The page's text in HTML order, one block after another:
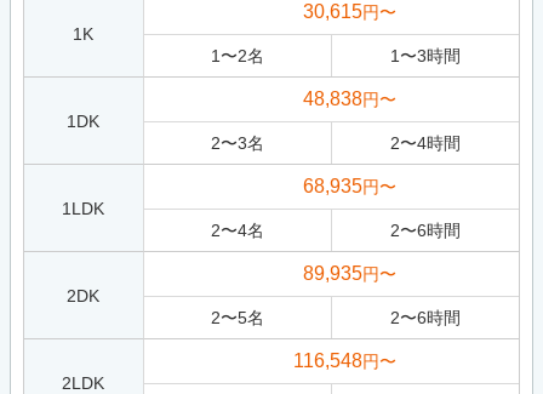
1K
30,615円〜
1〜2名 1〜3時間
1DK
48,838円〜
2〜3名 2〜4時間
1LDK
68,935円〜
2〜4名 2〜6時間
2DK
89,935円〜
2〜5名 2〜6時間
2LDK
116,548円〜